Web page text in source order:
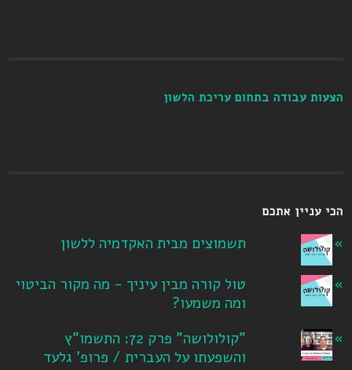
הצעות עבודה בתחום עריכת הלשון
הכי עניין אתכם
תשמוצים מבית האקדמיה ללשון
טול קורה מבין עיניך - מה מקור הביטוי
ומה משמעו?
"קולולושה" פרק 72: התשמו"ץ
והשפעתו על העברית / פרופ' גלעד